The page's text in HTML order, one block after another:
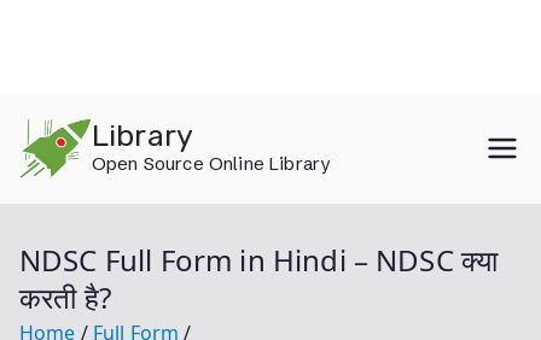
content
Library
Open Source Online Library
NDSC Full Form in Hindi – NDSC क्या
करती है?
Home
Full Form